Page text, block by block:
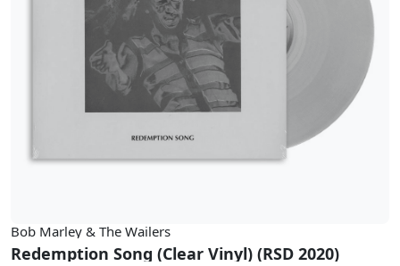
Bob Marley & The Wailers
Redemption Song (Clear Vinyl) (RSD 2020)